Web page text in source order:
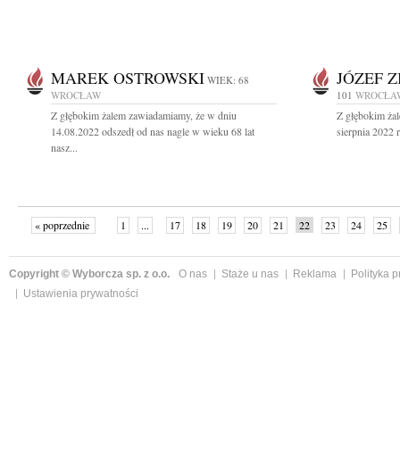
MAREK OSTROWSKI WIEK: 68
WROCŁAW
Z głębokim żalem zawiadamiamy, że w dniu
14.08.2022 odszedł od nas nagle w wieku 68 lat
nasz...
JÓZEF
101
Z głębokim
sierpnia 2022
« poprzednie 1 ... 17 18 19 20 21 22 23 24
25
Copyright © Wyborcza sp. z o.o. O nas Staże u nas Reklama
Polityka
Ustawienia prywatności